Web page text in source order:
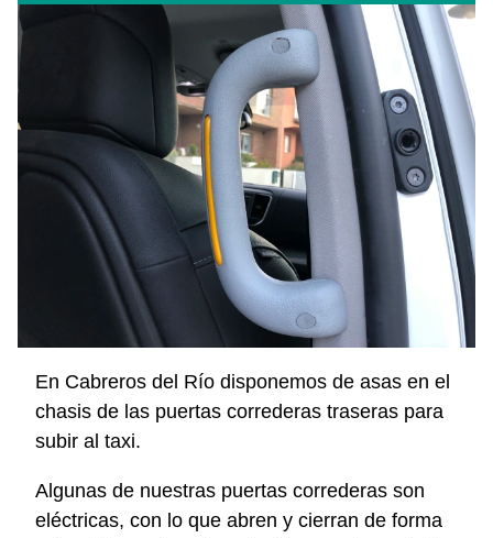
En Cabreros del Río disponemos de asas en el
chasis de las puertas correderas traseras para
subir al taxi.
Algunas de nuestras puertas correderas son
eléctricas, con lo que abren y cierran de forma